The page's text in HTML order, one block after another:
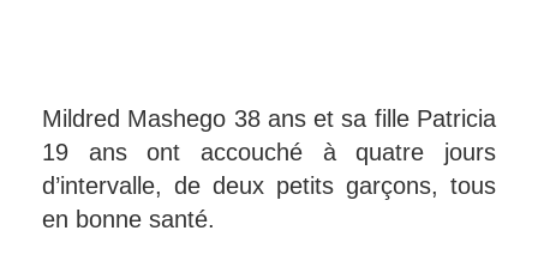
Mildred Mashego 38 ans et sa fille Patricia
19 ans ont accouché à quatre jours
d’intervalle, de deux petits garçons, tous
en bonne santé.